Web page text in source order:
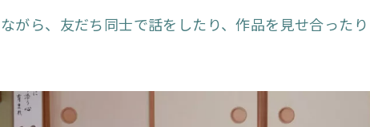
がら、友だち同士で話をしたり、作品を見せ合った